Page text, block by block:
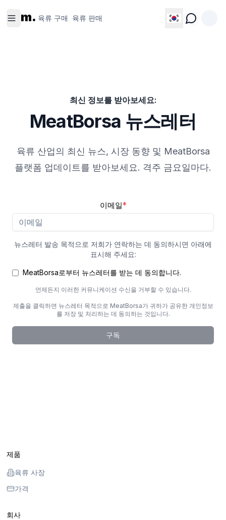
m. 육류 구매 육류 판매
매
매
최신 정보를 받아보세요:
MeatBorsa 뉴스레터
육류 산업의 최신 뉴스, 시장 동향 및 MeatBorsa
플랫폼 업데이트를 받아보세요. 격주 금요일마다.
이메일*
뉴스레터 발송 목적으로 저희가 연락하는 데 동의하시면 아래에
표시해 주세요:
MeatBorsa로부터 뉴스레터를 받는 데 동의합니다.
언제든지 이러한 커뮤니케이션 수신을 거부할 수 있습니다.
제출을 클릭하면 뉴스레터 목적으로 MeatBorsa가 귀하가 공유한 개인정보
를 저장 및 처리하는 데 동의하는 것입니다.
구독
제품
육류 사장
가격
회사